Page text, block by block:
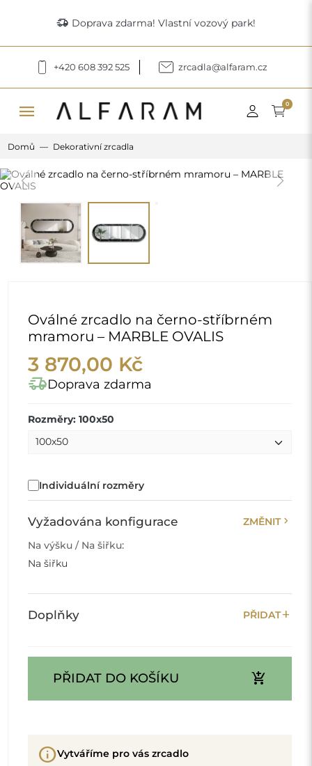
delivery_truck_speed Doprava zdarma! Vlastní vozový park!
+420 608 392 525 zrcadla@alfaram.cz
menu 0
Domů Dekorativní zrcadla
Previous Next
Oválné zrcadlo na černo-stříbrném
mramoru – MARBLE OVALIS
3 870,00 Kč
delivery_truck_speedDoprava zdarma
Rozměry: 100x50
Individuální rozměry
Vyžadována konfigurace ZMĚNITchevron_right
Na výšku / Na šiřku:
Na šiřku
Doplňky PŘIDATadd
PŘIDAT DO KOŠÍKU add_shopping_cart
infoVytváříme pro vás zrcadlo